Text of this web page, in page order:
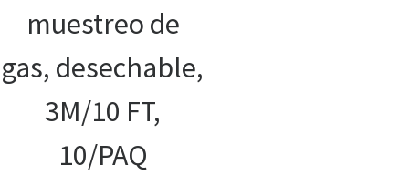
muestreo de
gas, desechable,
3M/10 FT,
10/PAQ